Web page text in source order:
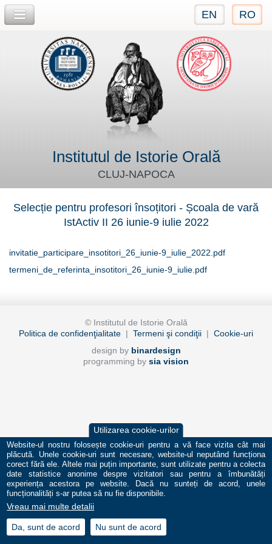
Utilizarea cookie-urilor
Website-ul nostru folosește cookie-uri pentru a vă face vizita cât mai
plăcută. Unele cookie-uri sunt necesare, website-ul neputând funcționa
corect fără ele. Altele mai puțin importante, sunt utilizate pentru a colecta
date statistice anonime despre vizitatori sau pentru a îmbunătăți
experiența acestora pe website. Dacă nu sunteți de acord, unele
funcționalități s-ar putea să nu fie disponibile.
Vreau mai multe detalii
Da, sunt de acord Nu sunt de acord
EN RO
Institutul de Istorie Orală
CLUJ-NAPOCA
Selecție pentru profesori însoțitori - Școala de vară
IstActiv II 26 iunie-9 iulie 2022
invitatie_participare_insotitori_26_iunie-9_iulie_2022.pdf
termeni_de_referinta_insotitori_26_iunie-9_iulie.pdf
© Institutul de Istorie Orală
Politica de confidenţialitate
Termeni şi condiţii
Cookie-uri
design by binardesign
programming by sia vision